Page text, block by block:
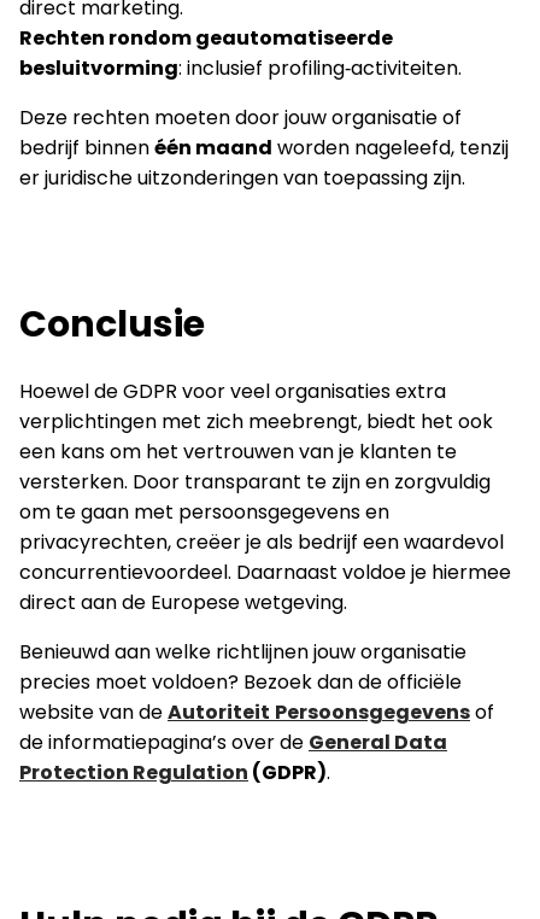
direct marketing.
Rechten rondom geautomatiseerde
besluitvorming: inclusief profiling‑activiteiten.
Deze rechten moeten door jouw organisatie of
bedrijf binnenéén maand worden nageleefd, tenzij
er juridische uitzonderingen van toepassing zijn.
Conclusie
Hoewel de GDPR voor veel organisaties extra
verplichtingen met zich meebrengt, biedt het ook
een kans om het vertrouwen van je klanten te
versterken. Door transparant te zijn en zorgvuldig
om te gaan met persoonsgegevens en
privacyrechten, creëer je als bedrijf een waardevol
concurrentievoordeel. Daarnaast voldoe je hiermee
direct aan de Europese wetgeving.
Benieuwd aan welke richtlijnen jouw organisatie
precies moet voldoen? Bezoek dan de officiële
website van deAutoriteit Persoonsgegevensof
de informatiepagina’s over de General Data
Protection Regulation (GDPR).